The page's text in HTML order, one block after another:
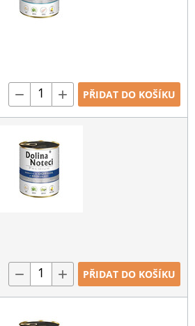
− + PŘIDAT DO KOŠÍKU
− + PŘIDAT DO KOŠÍKU